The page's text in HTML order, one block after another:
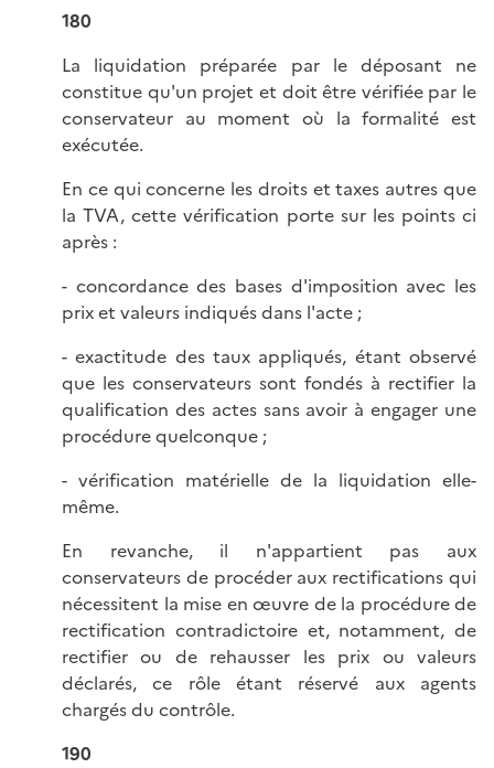
180
La liquidation préparée par le déposant ne
constitue qu'un projet et doit être vérifiée par le
conservateur au moment où la formalité est
exécutée.
En ce qui concerne les droits et taxes autres que
la TVA, cette vérification porte sur les points ci
après :
- concordance des bases d'imposition avec les
prix et valeurs indiqués dans l'acte ;
- exactitude des taux appliqués, étant observé
que les conservateurs sont fondés à rectifier la
qualification des actes sans avoir à engager une
procédure quelconque ;
- vérification matérielle de la liquidation elle-
même.
En revanche, il n'appartient pas aux
conservateurs de procéder aux rectifications qui
nécessitent la mise en œuvre de la procédure de
rectification contradictoire et, notamment, de
rectifier ou de rehausser les prix ou valeurs
déclarés, ce rôle étant réservé aux agents
chargés du contrôle.
190